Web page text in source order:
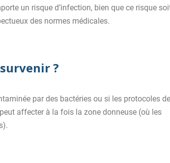
un risque d’infection, bien que ce risque
des normes médicales.
?
par des bactéries ou si les protocoles de
affecter à la fois la zone donneuse (où les